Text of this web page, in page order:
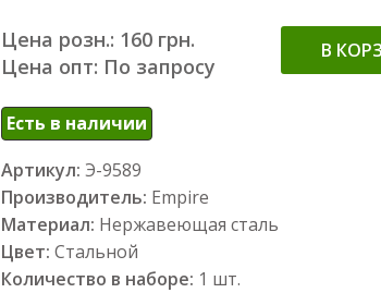
Цена розн.: 160 грн.
Цена опт: По запросу
В
Есть в наличии
Артикул: Э-9589
Производитель: Empire
Материал: Нержавеющая сталь
Цвет: Стальной
Количество в наборе: 1 шт.